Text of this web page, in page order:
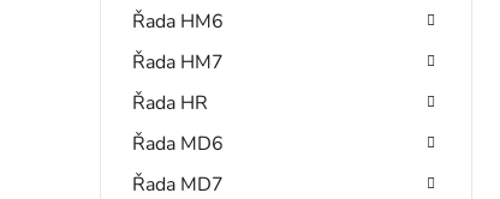
Řada HM6
Řada HM7
Řada HR
Řada MD6
Řada MD7